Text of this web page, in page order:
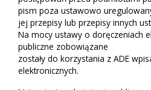
pism poza ustawowo
jej przepisy lub przepisy innych
Na mocy ustawy o doręczeniach
publiczne zobowiązane
zostały do korzystania z ADE
elektronicznych.